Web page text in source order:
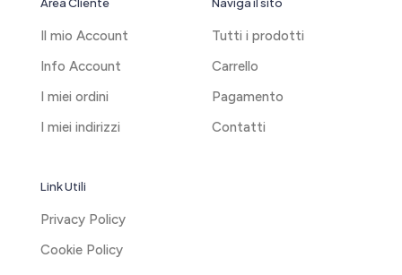
Il mio Account
Info Account
I miei ordini
I miei indirizzi
Tutti i prodotti
Carrello
Pagamento
Contatti
Link Utili
Privacy Policy
Cookie Policy